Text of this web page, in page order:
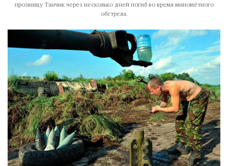
прозвищу Танчик через несколько дней погиб во время миномётного
обстрела.